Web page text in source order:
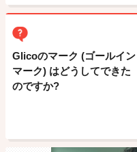
Glicoのマーク (ゴールイン
マーク) はどうしてできた
のですか?